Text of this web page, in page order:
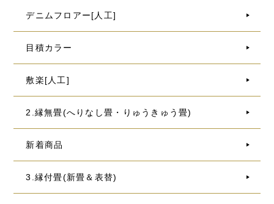
デニムフロアー[人工]
目積カラー
敷楽[人工]
2.縁無畳(へりなし畳・りゅうきゅう畳)
新着商品
3.縁付畳(新畳＆表替)